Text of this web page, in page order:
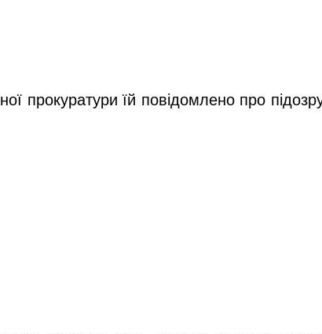
прокуратури їй повідомлено про